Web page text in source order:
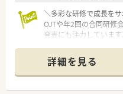
★軽量科目をお探しの方
★会社と現場の距離が近
＼多彩な研修で成長をサ
OJTや年2回の合同研修
発表にも注力していま
＊
【店舗情報と応需状況に
■群馬県前橋市に位置す
詳細を見る